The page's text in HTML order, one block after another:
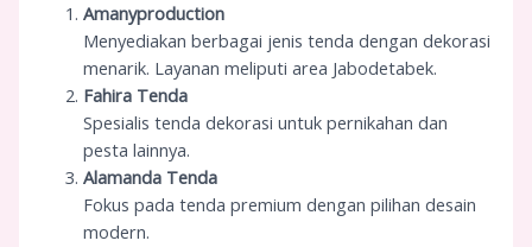
Amanyproduction
Menyediakan berbagai jenis tenda dengan dekorasi
menarik. Layanan meliputi area Jabodetabek.
Fahira Tenda
Spesialis tenda dekorasi untuk pernikahan dan
pesta lainnya.
Alamanda Tenda
Fokus pada tenda premium dengan pilihan desain
modern.